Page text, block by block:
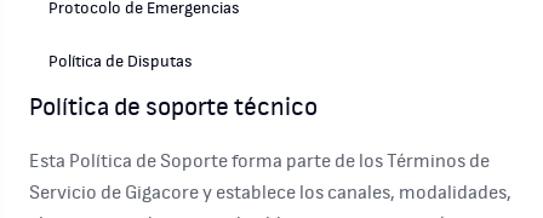
Protocolo de Emergencias
Política de Disputas
Política de soporte técnico
Esta Política de Soporte forma parte de los Términos de
Servicio de Gigacore y establece los canales, modalidades,